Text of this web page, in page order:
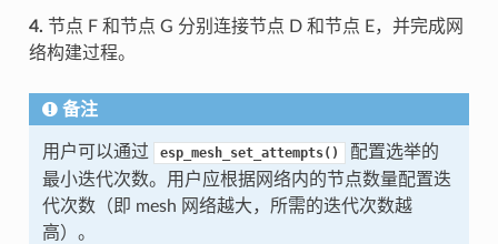
4. 节点 F 和节点 G 分别连接节点 D 和节点 E，并完成网
络构建过程。
备注
用户可以通过 esp_mesh_set_attempts()
配置选举的
最小迭代次数。用户应根据网络内的节点数量配置迭
代次数（即 mesh 网络越大，所需的迭代次数越
高）。